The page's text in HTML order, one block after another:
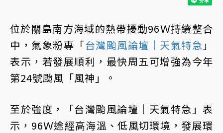
位於關島南方海域的熱帶擾動96Ｗ持續整合
中，氣象粉專「台灣颱風論壇｜天氣特急 」
表示，若發展順利，最快周五可增強為今年
第24號颱風「風神」。
至於強度，「台灣颱風論壇｜天氣特急」表
示，96Ｗ途經高海溫、低風切環境，發展環